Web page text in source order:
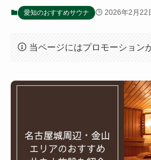
愛知のおすすめサウナ 2026年2月22
当ページにはプロモーション